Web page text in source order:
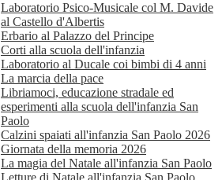
Laboratorio Psico-Musicale col M. Davide
al Castello d'Albertis
Erbario al Palazzo del Principe
Corti alla scuola dell'infanzia
Laboratorio al Ducale coi bimbi di 4 anni
La marcia della pace
Libriamoci, educazione stradale ed
esperimenti alla scuola dell'infanzia San
Paolo
Calzini spaiati all'infanzia San Paolo 2026
Giornata della memoria 2026
La magia del Natale all'infanzia San Paolo